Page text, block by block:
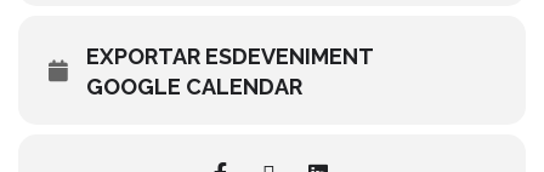
EXPORTAR ESDEVENIMENT
GOOGLE CALENDAR